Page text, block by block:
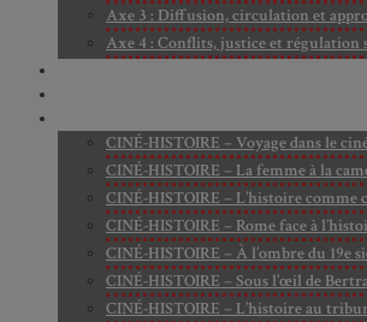
Axe 3 : Diffusion, circulation et
Axe 4 : Conflits, justice et régulation
CINÉ-HISTOIRE – Voyage dans le
CINÉ-HISTOIRE – La femme à la
CINÉ-HISTOIRE – L’histoire comme
CINÉ-HISTOIRE – Rome face à
CINÉ-HISTOIRE – À l’ombre du 19e
CINÉ-HISTOIRE – Sous l’œil de
CINÉ-HISTOIRE – L’histoire au